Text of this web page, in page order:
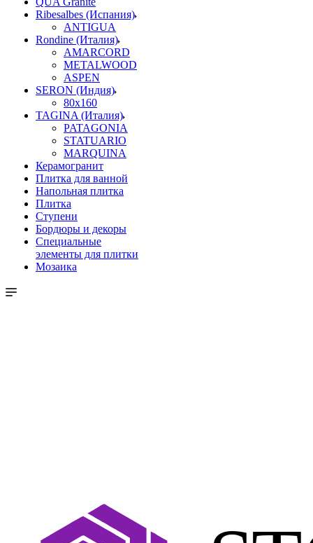
Ribesalbes (Испания)
ANTIGUA
Rondine (Италия)
AMARCORD
METALWOOD
ASPEN
SERON (Индия)
80x160
TAGINA (Италия)
PATAGONIA
STATUARIO
MARQUINA
Керамогранит
Плитка для ванной
Напольная плитка
Плитка
Ступени
Бордюры и декоры
Специальные
элементы для плитки
Мозаика